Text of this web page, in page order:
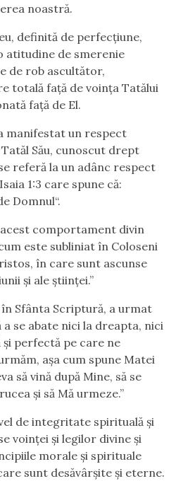
noastră.
definită de perfecțiune,
atitudine de smerenie
de rob ascultător,
totală față de voința Tatălui
față de El.
manifestat un respect
Său, cunoscut drept
referă la un adânc respect
1:3 care spune că:
Domnul“.
comportament divin
este subliniat în Coloseni
în care sunt ascunse
și ale științei.”
Sfânta Scriptură, a urmat
se abate nici la dreapta, nici
perfectă pe care ne
așa cum spune Matei
să vină după Mine, să se
și să Mă urmeze.”
de integritate spirituală și
voinței și legilor divine și
morale și spirituale
sunt desăvârșite și eterne.